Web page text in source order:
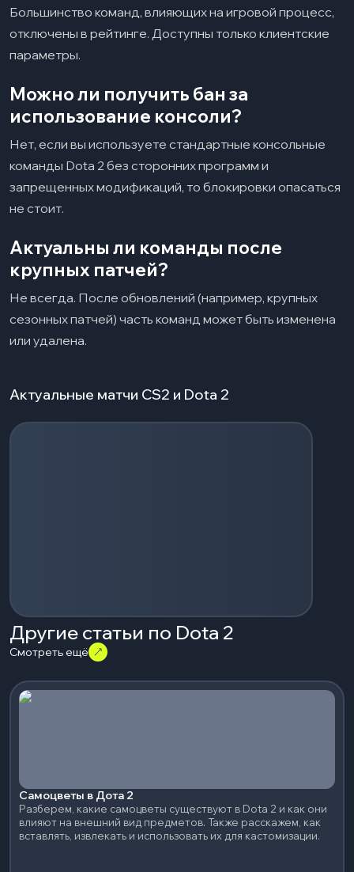
Большинство команд, влияющих на игровой процесс,
отключены в рейтинге. Доступны только клиентские
параметры.
Можно ли получить бан за
использование консоли?
Нет, если вы используете стандартные консольные
команды Dota 2 без сторонних программ и
запрещенных модификаций, то блокировки опасаться
не стоит.
Актуальны ли команды после
крупных патчей?
Не всегда. После обновлений (например, крупных
сезонных патчей) часть команд может быть изменена
или удалена.
Актуальные матчи CS2 и Dota 2
Загрузка событий...
Другие статьи по Dota 2
Смотреть ещё
Самоцветы в Дота 2
Разберем, какие самоцветы существуют в Dota 2 и как они
влияют на внешний вид предметов. Также расскажем, как
вставлять, извлекать и использовать их для кастомизации.